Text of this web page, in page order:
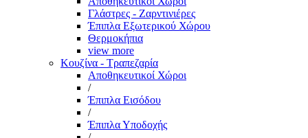
Γλάστρες - Ζαρντινιέρες
Έπιπλα Εξωτερικού Χώρου
Θερμοκήπια
view more
Κουζίνα - Τραπεζαρία
Αποθηκευτικοί Χώροι
/
Έπιπλα Εισόδου
/
Έπιπλα Υποδοχής